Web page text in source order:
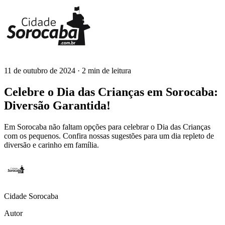
11 de outubro de 2024 · 2 min de leitura
Celebre o Dia das Crianças em Sorocaba:
Diversão Garantida!
Em Sorocaba não faltam opções para celebrar o Dia das Crianças
com os pequenos. Confira nossas sugestões para um dia repleto de
diversão e carinho em família.
Cidade Sorocaba
Autor